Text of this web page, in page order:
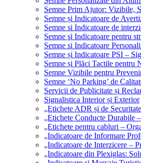
Semne Prim Ajutor: Vizibile,
Semne și Indicatoare de
Semne si Indicatoare de
Semne şi Indicatoare pentru
Semne si Indicatoare
Semne și Indicatoare PSI –
Semne și Plăci Tactile pentru
Semne Vizibile pentru
Semne ‘No Parking’ de
Servicii de Publicitate și
Signalistica Interior și Exterior
„Etichete ADR și de
„Etichete Conducte Durabile
„Etichete pentru cabluri –
„Indicatoare de Informare
„Indicatoare de Interzicere –
„Indicatoare din Plexiglas: